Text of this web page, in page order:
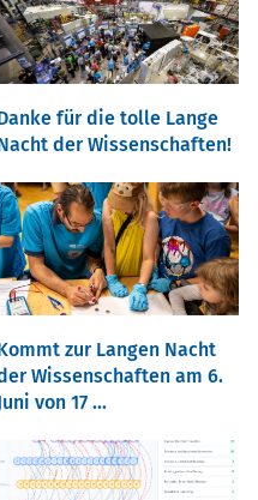
für die tolle Lange
der Wissenschaften!
zur Langen Nacht
Wissenschaften am 6.
von 17 ...